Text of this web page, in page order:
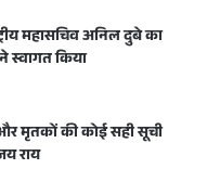
महासचिव अनिल दुबे का
स्वागत किया
मृतकों की कोई सही सूची
राय